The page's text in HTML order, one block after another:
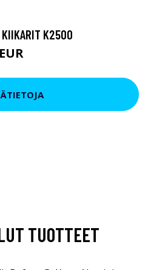
KIIKARIT K2500
TUOTTEET